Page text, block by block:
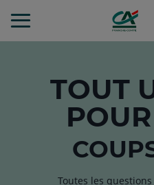
au
TOUT
Toutes les